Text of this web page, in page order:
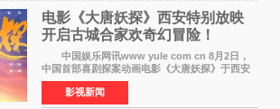
电影《大唐妖探》西安特别放映
开启古城合家欢奇幻冒险！
中国娱乐网讯www yule com cn 8月2日，
中国首部喜剧探案动画电影《大唐妖探》于西安
举办特别放映活动。活动面向西安市民及广大游
客开放超前观影，让一众观众率先奔赴一场新奇
欢乐的大唐探案之
影视新闻